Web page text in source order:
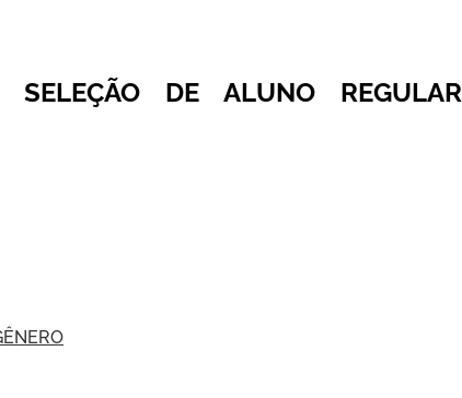
DE ALUNO REGULAR